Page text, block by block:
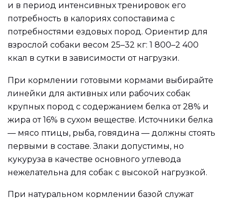
и в период интенсивных тренировок его
потребность в калориях сопоставима с
потребностями ездовых пород. Ориентир для
взрослой собаки весом 25–32 кг: 1 800–2 400
ккал в сутки в зависимости от нагрузки.
При кормлении готовыми кормами выбирайте
линейки для активных или рабочих собак
крупных пород с содержанием белка от 28% и
жира от 16% в сухом веществе. Источники белка
— мясо птицы, рыба, говядина — должны стоять
первыми в составе. Злаки допустимы, но
кукуруза в качестве основного углевода
нежелательна для собак с высокой нагрузкой.
При натуральном кормлении базой служат